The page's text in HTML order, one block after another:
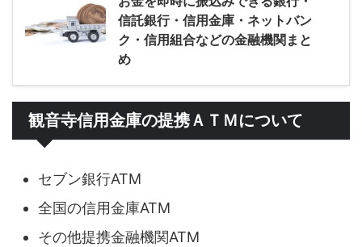
信託銀行・信用金庫・ネットバン
ク・信用組合などの金融機関まと
め
観音寺信用金庫の提携ＡＴＭについて
セブン銀行ATM
全国の信用金庫ATM
その他提携金融機関ATM